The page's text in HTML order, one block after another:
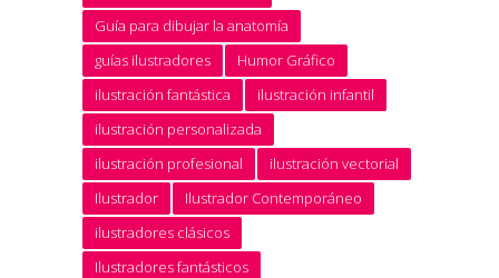
Guía para dibujar la anatomía
guías ilustradores
Humor Gráfico
ilustración fantástica
ilustración infantil
ilustración personalizada
ilustración profesional
ilustración vectorial
Ilustrador
Ilustrador Contemporáneo
ilustradores clásicos
Ilustradores fantásticos